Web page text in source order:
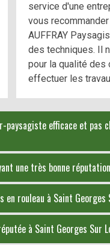
service d'une
vous
AUFFRAY
des techniques. Il
pour la qualité des
effectuer les
efficace et pas
une très bonne réputation
en rouleau à Saint
à Saint Georges Sur